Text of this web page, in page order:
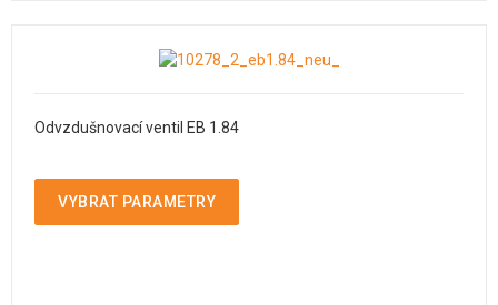
Odvzdušnovací ventil EB 1.84
VYBRAT PARAMETRY